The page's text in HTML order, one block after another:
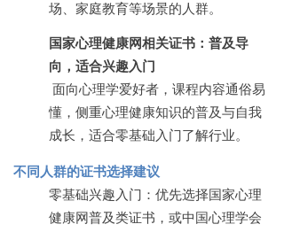
场、家庭教育等场景的人群。
国家心理健康网相关证书：普及导
向，适合兴趣入门
面向心理学爱好者，课程内容通俗易
懂，侧重心理健康知识的普及与自我
成长，适合零基础入门了解行业。
不同人群的证书选择建议
零基础兴趣入门：优先选择国家心理
健康网普及类证书，或中国心理学会